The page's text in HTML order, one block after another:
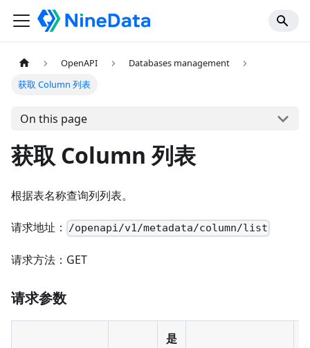
OpenAPI
Databases management
获取 Column 列表
On this page
获取 Column 列表
根据表名称查询列列表。
请求地址： /openapi/v1/metadata/column/list
请求方法：GET
请求参数
是